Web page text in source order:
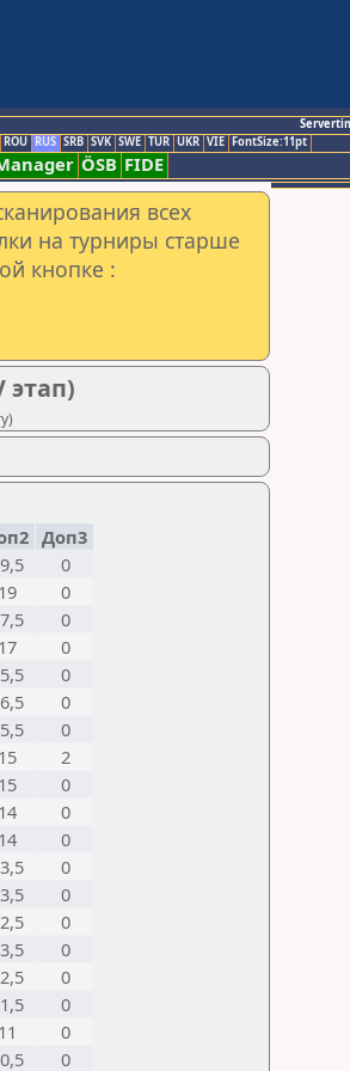
ROU RUS SRB SVK SWE TUR UKR VIE FontSize:11pt
ÖSB FIDE
всех
на турниры старше
кнопке :
Доп3
0
19
0
0
17
0
0
0
0
15
2
15
0
14
0
14
0
0
0
0
0
0
0
11
0
0